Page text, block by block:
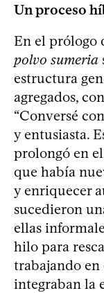
Un proceso
En el prólogo
polvo sumeria
estructura
agregados,
“Conversé
y entusiasta.
prolongó en
que había
y enriquecer
sucedieron
ellas
hilo para
trabajando en
integraban la